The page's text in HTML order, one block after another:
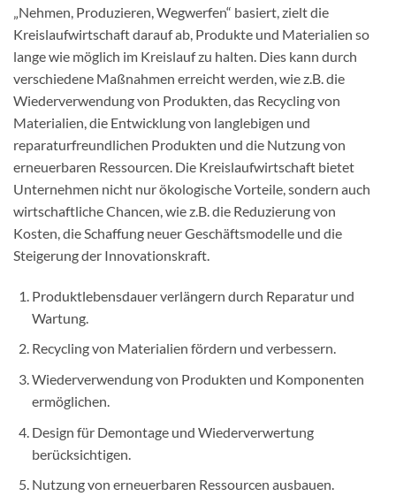
„Nehmen, Produzieren, Wegwerfen“ basiert, zielt die
Kreislaufwirtschaft darauf ab, Produkte und Materialien so
lange wie möglich im Kreislauf zu halten. Dies kann durch
verschiedene Maßnahmen erreicht werden, wie z.B. die
Wiederverwendung von Produkten, das Recycling von
Materialien, die Entwicklung von langlebigen und
reparaturfreundlichen Produkten und die Nutzung von
erneuerbaren Ressourcen. Die Kreislaufwirtschaft bietet
Unternehmen nicht nur ökologische Vorteile, sondern auch
wirtschaftliche Chancen, wie z.B. die Reduzierung von
Kosten, die Schaffung neuer Geschäftsmodelle und die
Steigerung der Innovationskraft.
Produktlebensdauer verlängern durch Reparatur und
Wartung.
Recycling von Materialien fördern und verbessern.
Wiederverwendung von Produkten und Komponenten
ermöglichen.
Design für Demontage und Wiederverwertung
berücksichtigen.
Nutzung von erneuerbaren Ressourcen ausbauen.